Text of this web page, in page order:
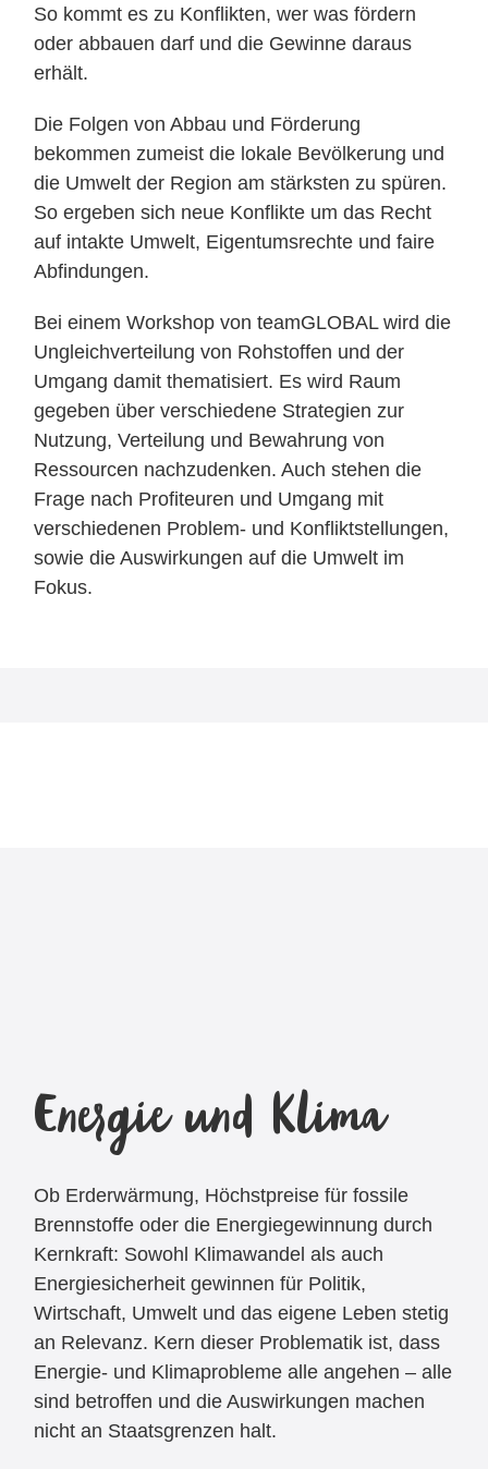
So kommt es zu Konflikten, wer was fördern
oder abbauen darf und die Gewinne daraus
erhält.
Die Folgen von Abbau und Förderung
bekommen zumeist die lokale Bevölkerung und
die Umwelt der Region am stärksten zu spüren.
So ergeben sich neue Konflikte um das Recht
auf intakte Umwelt, Eigentumsrechte und faire
Abfindungen.
Bei einem Workshop von teamGLOBAL wird die
Ungleichverteilung von Rohstoffen und der
Umgang damit thematisiert. Es wird Raum
gegeben über verschiedene Strategien zur
Nutzung, Verteilung und Bewahrung von
Ressourcen nachzudenken. Auch stehen die
Frage nach Profiteuren und Umgang mit
verschiedenen Problem- und Konfliktstellungen,
sowie die Auswirkungen auf die Umwelt im
Fokus.
Energie und Klima
Ob Erderwärmung, Höchstpreise für fossile
Brennstoffe oder die Energiegewinnung durch
Kernkraft: Sowohl Klimawandel als auch
Energiesicherheit gewinnen für Politik,
Wirtschaft, Umwelt und das eigene Leben stetig
an Relevanz. Kern dieser Problematik ist, dass
Energie- und Klimaprobleme alle angehen – alle
sind betroffen und die Auswirkungen machen
nicht an Staatsgrenzen halt.